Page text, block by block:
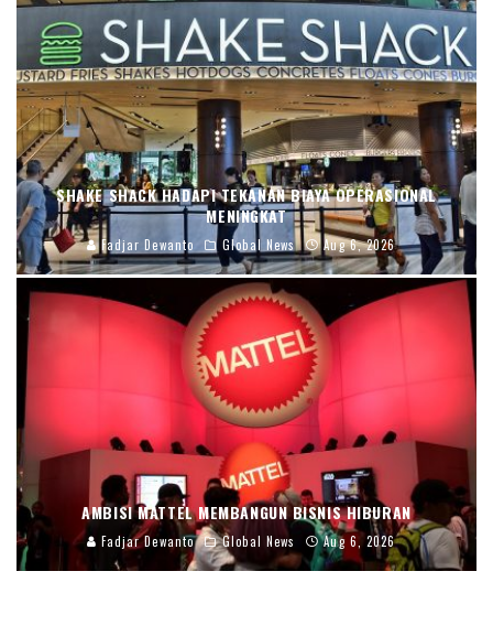
SHAKE SHACK HADAPI TEKANAN BIAYA OPERASIONAL
MENINGKAT
Fadjar Dewanto Global News Aug 6, 2026
AMBISI MATTEL MEMBANGUN BISNIS HIBURAN
Fadjar Dewanto Global News Aug 6, 2026